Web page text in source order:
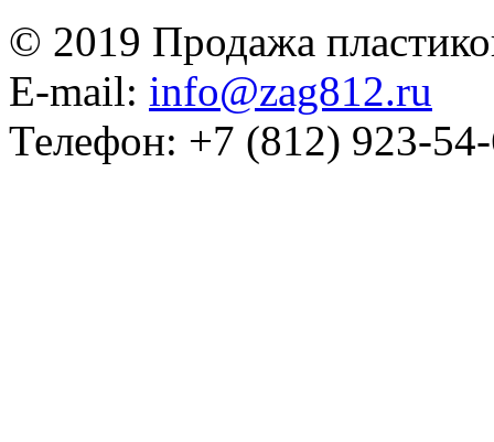
© 2019 Продажа
E-mail: info@zag812.ru
Телефон: +7 (812) 923-